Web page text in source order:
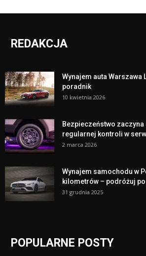
REDAKCJA
Wynajem auta Warszawa
poradnik
10 kwietnia 2026
Bezpieczeństwo
regularnej kontroli w
2 marca 2026
Wynajem samochodu w
kilometrów – podróżuj po
31 grudnia 2025
POPULARNE POSTY